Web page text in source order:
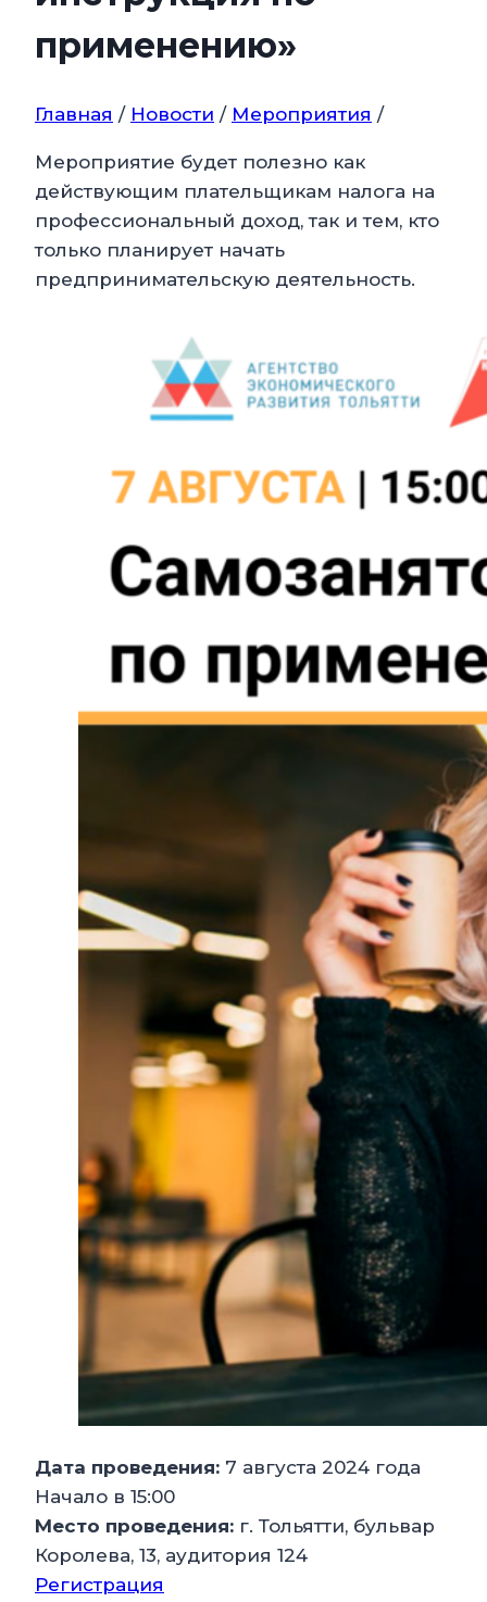
применению»
Главная / Новости / Мероприятия /
Мероприятие будет полезно как
действующим плательщикам налога на
профессиональный доход, так и тем, кто
только планирует начать
предпринимательскую деятельность.
Дата проведения: 7 августа 2024 года
Начало в 15:00
Место проведения: г. Тольятти, бульвар
Королева, 13, аудитория 124
Регистрация